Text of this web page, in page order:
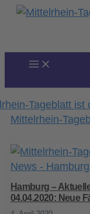
Zum
Hamburg –
04.04.2020: Neue